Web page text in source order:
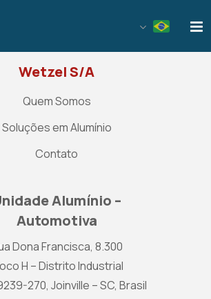
Wetzel S/A
Quem Somos
Soluções em Alumínio
Contato
Alumínio –
Automotiva
Dona Francisca, 8.300
H – Distrito Industrial
270, Joinville – SC, Brasil